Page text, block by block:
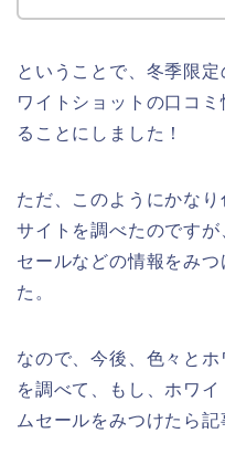
ということで、冬季限
ワイトショットの口コ
ることにしました！
ただ、このようにかな
サイトを調べたのです
セールなどの情報をみ
た。
なので、今後、色々と
を調べて、もし、ホワ
ムセールをみつけたら